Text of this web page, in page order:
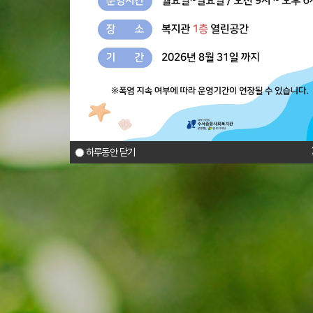
하루동안 닫기